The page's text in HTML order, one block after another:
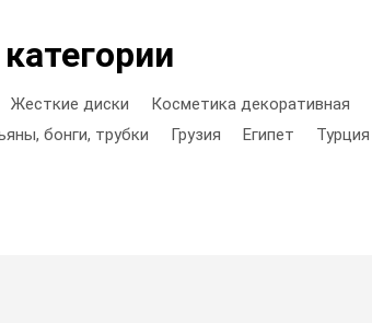
Жесткие диски Косметика декоративная
бонги, трубки Грузия Египет Турция